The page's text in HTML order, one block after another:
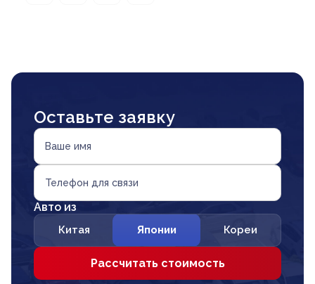
Оставьте заявку
Ваше имя
Телефон для связи
Авто из
Китая Японии Кореи
Рассчитать стоимость